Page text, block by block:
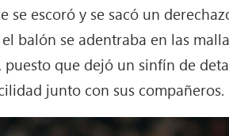
se escoró y se sacó un
balón se adentraba en las
que dejó un sinfín de
junto con sus compañeros.